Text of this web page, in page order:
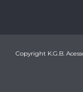
Copyright K.G.B.